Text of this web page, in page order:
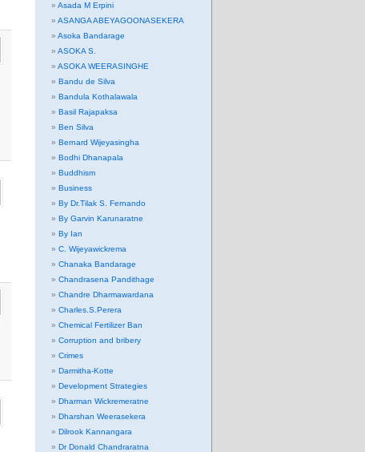
Asada M Erpini
ASANGA ABEYAGOONASEKERA
Asoka Bandarage
ASOKA S.
ASOKA WEERASINGHE
Bandu de Silva
Bandula Kothalawala
Basil Rajapaksa
Ben Silva
Bernard Wijeyasingha
Bodhi Dhanapala
Buddhism
Business
By Dr.Tilak S. Fernando
By Garvin Karunaratne
By Ian
C. Wijeyawickrema
Chanaka Bandarage
Chandrasena Pandithage
Chandre Dharmawardana
Charles.S.Perera
Chemical Fertilizer Ban
Corruption and bribery
Crimes
Darmitha-Kotte
Development Strategies
Dharman Wickremeratne
Dharshan Weerasekera
Dilrook Kannangara
Dr Donald Chandraratna